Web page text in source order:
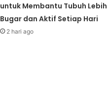
untuk Membantu Tubuh Lebih
Bugar dan Aktif Setiap Hari
2 hari ago